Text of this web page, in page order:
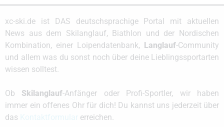
xc-ski.de ist DAS deutschsprachige Portal mit aktuellen
News aus dem Skilanglauf, Biathlon und der Nordischen
Kombination, einer Loipendatenbank,
Langlauf-Community
und allem was du sonst noch über deine Lieblingssportarten
wissen solltest.
Ob Skilanglauf-Anfänger oder Profi-Sportler, wir haben
immer ein offenes Ohr für dich! Du kannst uns jederzeit über
das
erreichen.